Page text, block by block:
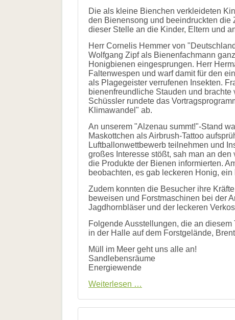
Die als kleine Bienchen verkleideten
den Bienensong und beeindruckten die
dieser Stelle an die Kinder, Eltern und
Herr Cornelis Hemmer von
Wolfgang Zipf als Bienenfachmann
Honigbienen eingesprungen. Herr
Faltenwespen und warf damit für den
als Plagegeister verrufenen Insekten.
bienenfreundliche Stauden und
Schüssler rundete das
Klimawandel" ab.
An unserem "Alzenau summt!"-Stand
Maskottchen als Airbrush-Tattoo
Luftballonwettbewerb teilnehmen und
großes Interesse stößt, sah man an
die Produkte der Bienen informierten.
beobachten, es gab leckeren Honig,
Zudem konnten die Besucher ihre
beweisen und Forstmaschinen bei der
Jagdhornbläser und der leckeren
Folgende Ausstellungen, die an
in der Halle auf dem Forstgelände,
Müll im Meer geht uns alle an!
Sandlebensräume
Energiewende
Weiterlesen …
"Alzenau